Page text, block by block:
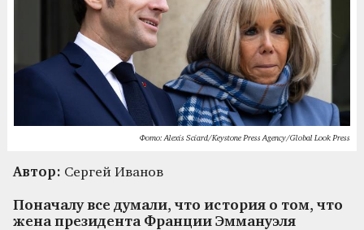
Фото: Alexis Sciard/Keystone Press Agency/Global Look Press
Автор: Сергей Иванов
Поначалу все думали, что история о том, что
жена президента Франции Эммануэля